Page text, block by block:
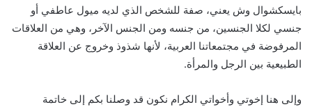
بايسكشوال وش يعني، صفة للشخص الذي لديه ميول عاطفي أو
جنسي لكلا الجنسين، من جنسه ومن الجنس الآخر، وهي من العلاقات
المرفوضة في مجتمعاتنا العربية، لأنها شذوذ وخروج عن العلاقة
الطبيعية بين الرجل والمرأة.
وإلى هنا إخوتي وأخواتي الكرام نكون قد وصلنا بكم إلى خاتمة